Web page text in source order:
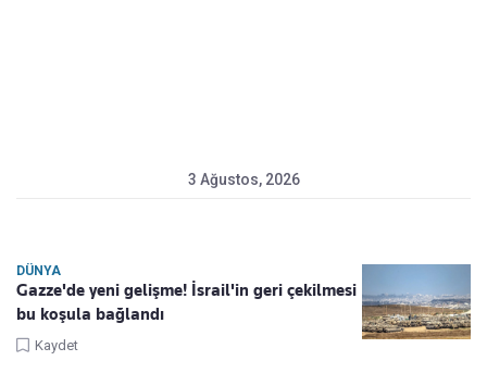
3 Ağustos, 2026
DÜNYA
Gazze'de yeni gelişme! İsrail'in geri çekilmesi
bu koşula bağlandı
Kaydet